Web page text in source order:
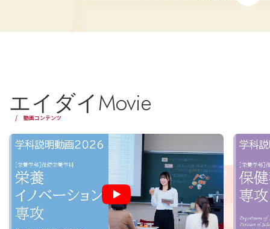
エイダイMovie
動画コンテンツ